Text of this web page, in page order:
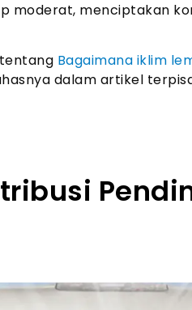
moderat, menciptakan
Bagaimana iklim
dalam artikel